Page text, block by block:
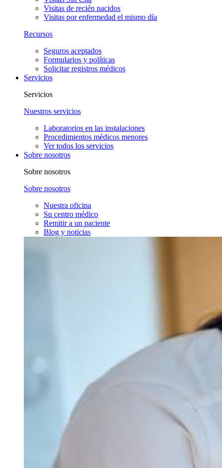
Visitas de recién nacidos
Visitas por enfermedad el mismo día
Recursos
Seguros aceptados
Formularios y políticas
Solicitar registros médicos
Servicios
Servicios
Nuestros servicios
Laboratorios en las instalaciones
Procedimientos médicos menores
Ver todos los servicios
Sobre nosotros
Sobre nosotros
Sobre nosotros
Nuestra oficina
Su centro médico
Remitir a un paciente
Blog y noticias